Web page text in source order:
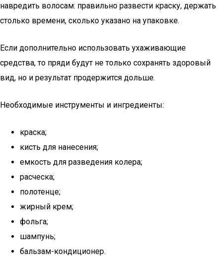
навредить волосам: правильно развести краску, держать
столько времени, сколько указано на упаковке.
Если дополнительно использовать ухаживающие
средства, то пряди будут не только сохранять здоровый
вид, но и результат продержится дольше.
Необходимые инструменты и ингредиенты:
краска;
кисть для нанесения;
емкость для разведения колера;
расческа;
полотенце;
жирный крем;
фольга;
шампунь;
бальзам-кондиционер.